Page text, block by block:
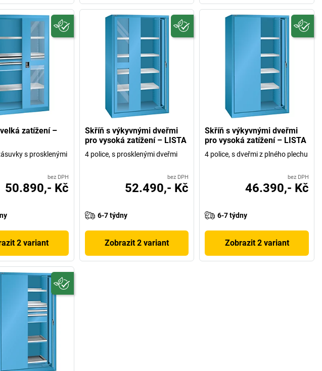
zatížení –
s prosklenými
bez DPH
50.890,- Kč
2 variant
Skříň s výkyvnými dveřmi
pro vysoká zatížení – LISTA
4 police, s prosklenými dveřmi
bez DPH
52.490,- Kč
6-7 týdny
Zobrazit 2 variant
Skříň s výkyvnými dveřmi
pro vysoká zatížení – LISTA
4 police, s dveřmi z plného plechu
bez DPH
46.390,- Kč
6-7 týdny
Zobrazit 2 variant